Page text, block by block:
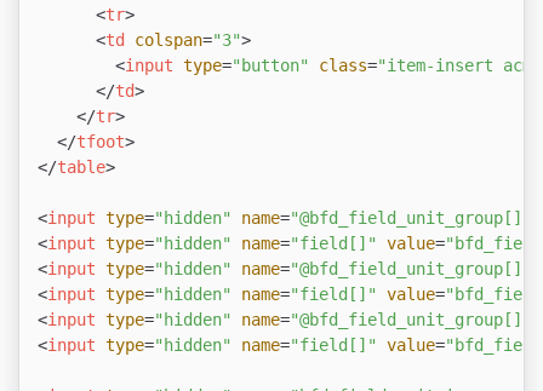
<tr>
<td colspan="3">
<input type="button" class="item-insert
</td>
</tr>
</tfoot>
</table>
<input type="hidden" name="@bfd_field_unit_group[]"
<input type="hidden" name="field[]" value=
<input type="hidden" name="@bfd_field_unit_group[]"
<input type="hidden" name="field[]" value=
<input type="hidden" name="@bfd_field_unit_group[]"
<input type="hidden" name="field[]" value=